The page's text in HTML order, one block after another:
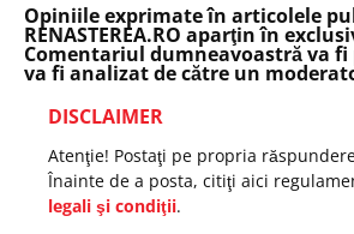
Opiniile exprimate în articolele
RENASTEREA.RO aparţin în
Comentariul dumneavoastră va fi
va fi analizat de către un
DISCLAIMER
Atenţie! Postaţi pe propria
Înainte de a posta, citiţi aici
legali şi condiţii.